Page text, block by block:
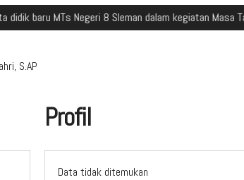
Negeri 8 Sleman dalam kegiatan Masa Ta'aruf
S.AP
Profil
Data tidak ditemukan